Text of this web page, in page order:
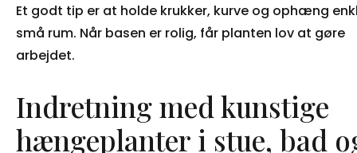
Et godt tip er at holde krukker, kurve og ophæng
små rum. Når basen er rolig, får planten lov at gøre
arbejdet.
Indretning med kunstige
hængeplanter i stue, bad